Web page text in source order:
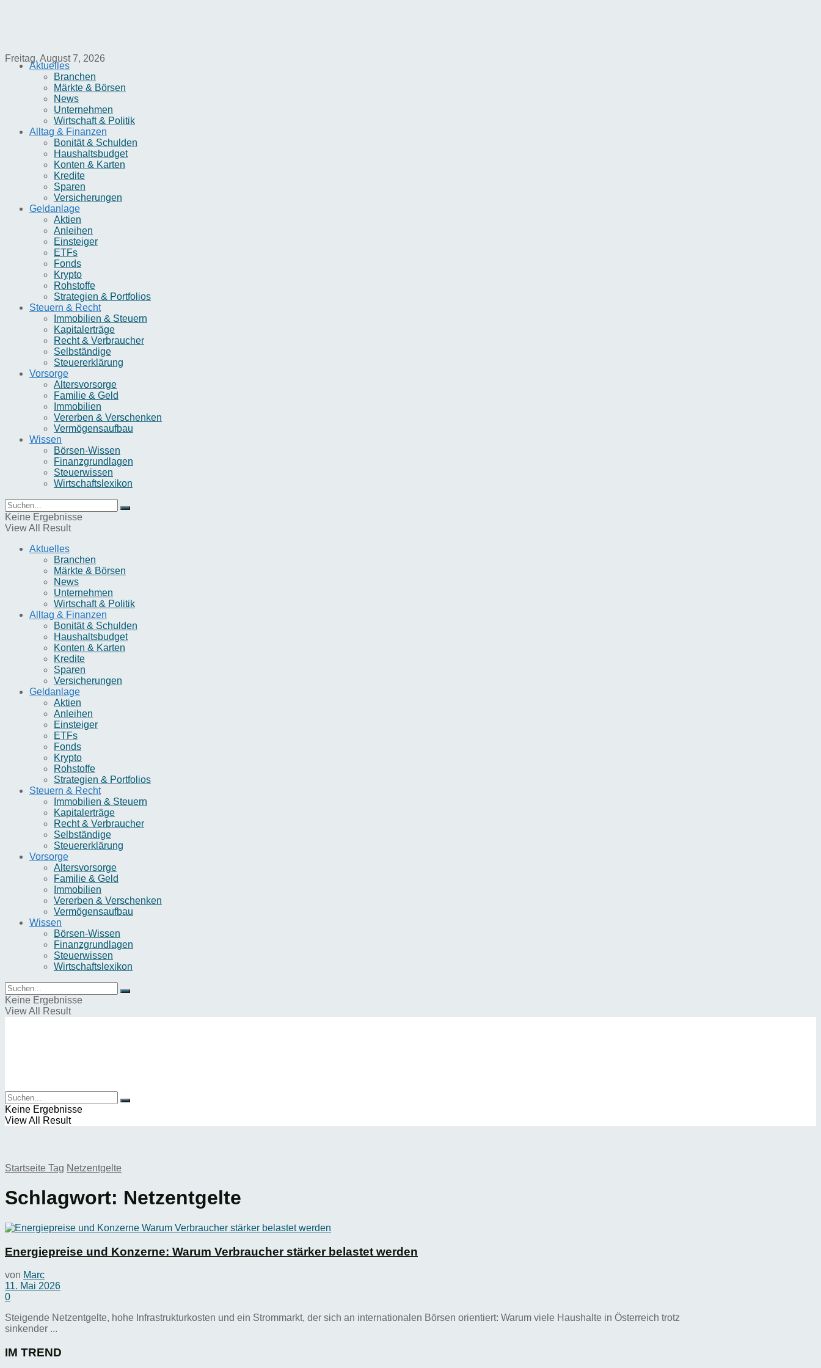
Freitag, August 7, 2026
Aktuelles
Branchen
Märkte & Börsen
News
Unternehmen
Wirtschaft & Politik
Alltag & Finanzen
Bonität & Schulden
Haushaltsbudget
Konten & Karten
Kredite
Sparen
Versicherungen
Geldanlage
Aktien
Anleihen
Einsteiger
ETFs
Fonds
Krypto
Rohstoffe
Strategien & Portfolios
Steuern & Recht
Immobilien & Steuern
Kapitalerträge
Recht & Verbraucher
Selbständige
Steuererklärung
Vorsorge
Altersvorsorge
Familie & Geld
Immobilien
Vererben & Verschenken
Vermögensaufbau
Wissen
Börsen-Wissen
Finanzgrundlagen
Steuerwissen
Wirtschaftslexikon
Keine Ergebnisse
View All Result
Aktuelles
Branchen
Märkte & Börsen
News
Unternehmen
Wirtschaft & Politik
Alltag & Finanzen
Bonität & Schulden
Haushaltsbudget
Konten & Karten
Kredite
Sparen
Versicherungen
Geldanlage
Aktien
Anleihen
Einsteiger
ETFs
Fonds
Krypto
Rohstoffe
Strategien & Portfolios
Steuern & Recht
Immobilien & Steuern
Kapitalerträge
Recht & Verbraucher
Selbständige
Steuererklärung
Vorsorge
Altersvorsorge
Familie & Geld
Immobilien
Vererben & Verschenken
Vermögensaufbau
Wissen
Börsen-Wissen
Finanzgrundlagen
Steuerwissen
Wirtschaftslexikon
Keine Ergebnisse
View All Result
Keine Ergebnisse
View All Result
Startseite Tag Netzentgelte
Schlagwort: Netzentgelte
Energiepreise und Konzerne: Warum Verbraucher stärker belastet werden
von Marc
11. Mai 2026
0
Steigende Netzentgelte, hohe Infrastrukturkosten und ein Strommarkt, der sich an internationalen Börsen orientiert: Warum viele Haushalte in Österreich trotz
sinkender ...
IM TREND